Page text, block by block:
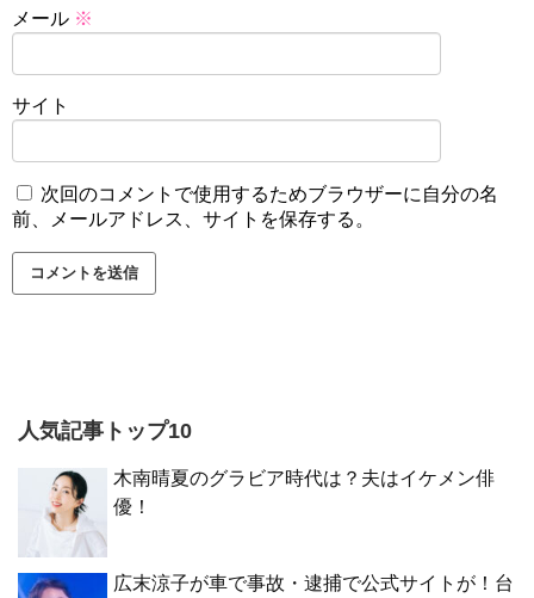
メール ※
サイト
次回のコメントで使用するためブラウザーに自分の名
前、メールアドレス、サイトを保存する。
人気記事トップ10
木南晴夏のグラビア時代は？夫はイケメン俳
優！
広末涼子が車で事故・逮捕で公式サイトが！台